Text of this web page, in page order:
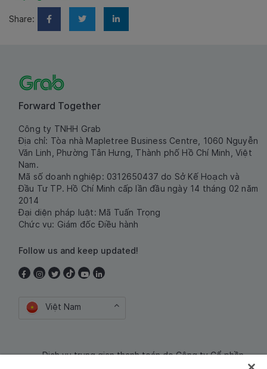
Share:
Forward Together
Công ty TNHH Grab
Địa chỉ: Tòa nhà Mapletree Business Centre, 1060 Nguyễn
Văn Linh, Phường Tân Hưng, Thành phố Hồ Chí Minh, Việt
Nam.
Mã số doanh nghiệp: 0312650437 do Sở Kế Hoạch và
Đầu Tư TP. Hồ Chí Minh cấp lần đầu ngày 14 tháng 02 năm
2014
Đại diện pháp luật: Mã Tuấn Trọng
Chức vụ: Giám đốc Điều hành
Follow us and keep updated!
Việt Nam
Dịch vụ trung gian thanh toán do Công ty Cổ phần